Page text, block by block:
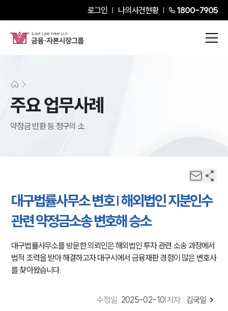
로그인 나의사건현황 1800-7905
주요 업무사례
약정금 반환 등 청구의 소
대구법률사무소 변호 | 해외법인 지분인수
관련 약정금소송 변호해 승소
대구법률사무소를 방문한 의뢰인은 해외법인 투자 관련 소송 과정에서
법적 조력을 받아 해결하고자 대구시에서 금융재판 경험이 많은 변호사
를 찾아왔습니다.
수정일: 2025-02-10 저자 : 김국일